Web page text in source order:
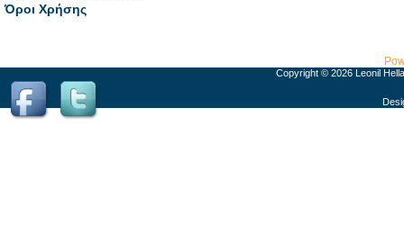
Όροι Χρήσης
Copyright © 2026 Leonil